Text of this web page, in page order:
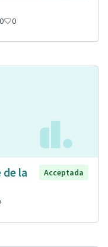
0 0
de la
Acceptada